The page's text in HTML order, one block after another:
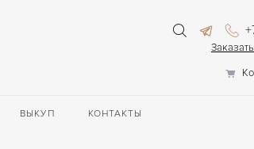
ВЫКУП КОНТАКТЫ